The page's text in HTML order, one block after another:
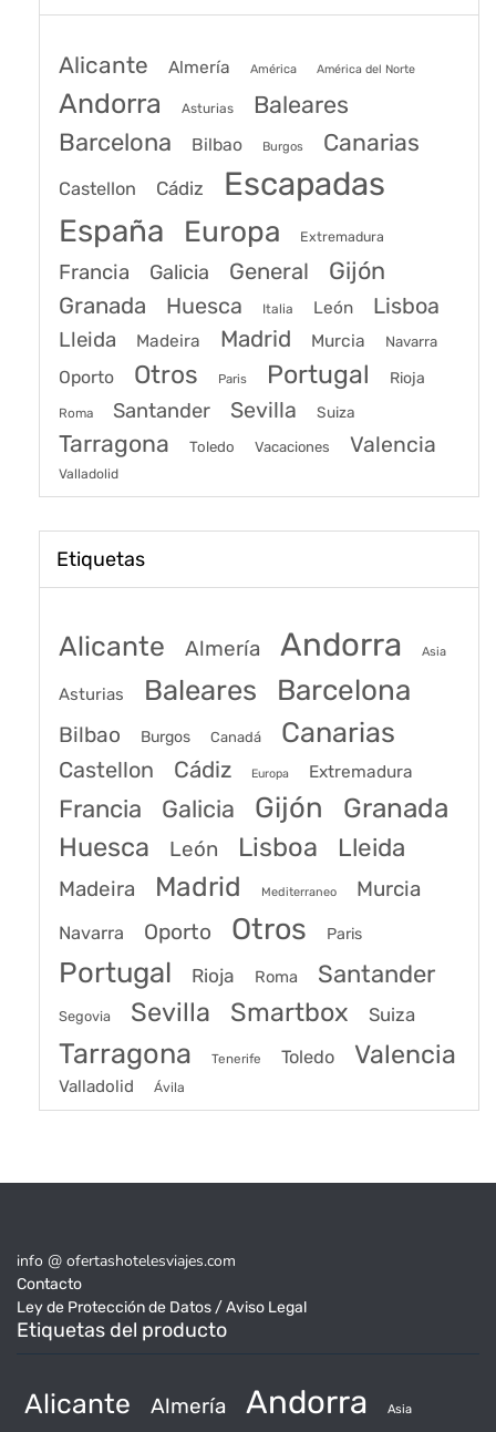
Alicante Almería América América del Norte
Andorra Asturias Baleares
Barcelona Bilbao Burgos Canarias
Castellon Cádiz Escapadas
España Europa Extremadura
Francia Galicia General Gijón
Granada Huesca Italia León Lisboa
Lleida Madeira Madrid Murcia Navarra
Oporto Otros Paris Portugal Rioja
Roma Santander Sevilla Suiza
Tarragona Toledo Vacaciones Valencia
Valladolid
Etiquetas
Alicante Almería Andorra Asia
Asturias Baleares Barcelona
Bilbao Burgos Canadá Canarias
Castellon Cádiz Europa Extremadura
Francia Galicia Gijón Granada
Huesca León Lisboa Lleida
Madeira Madrid Mediterraneo Murcia
Navarra Oporto Otros Paris
Portugal Rioja Roma Santander
Segovia Sevilla Smartbox Suiza
Tarragona Tenerife Toledo Valencia
Valladolid Ávila
info @ ofertashotelesviajes.com
Contacto
Ley de Protección de Datos / Aviso Legal
Etiquetas del producto
Alicante Almería Andorra Asia